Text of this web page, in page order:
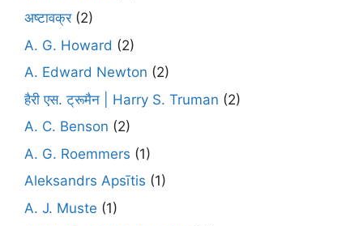
अष्टावक्र(2)
A. G. Howard (2)
A. Edward Newton (2)
हैरी एस. ट्रूमैन | Harry S. Truman (2)
A. C. Benson (2)
A. G. Roemmers (1)
Aleksandrs Apsītis (1)
A. J. Muste (1)